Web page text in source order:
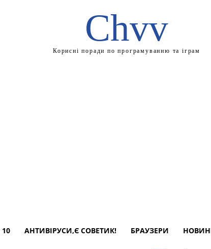
Chvv
Корисні поради по програмуванню та іграм
10 АНТИВІРУСИ,Є СОВЕТИК! БРАУЗЕРИ